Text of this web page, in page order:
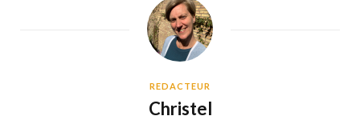
REDACTEUR
Christel